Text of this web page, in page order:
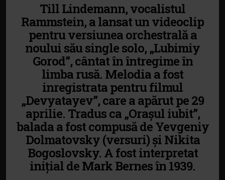
Till Lindemann, vocalistul
Rammstein, a lansat un videoclip
pentru versiunea orchestrală a
noului său single solo, „Lubimiy
Gorod”, cântat în întregime în
limba rusă. Melodia a fost
inregistrata pentru filmul
„Devyatayev”, care a apărut pe 29
aprilie. Tradus ca „Orașul iubit”,
balada a fost compusă de Yevgeniy
Dolmatovsky (versuri) și Nikita
Bogoslovsky. A fost interpretat
inițial de Mark Bernes în 1939.